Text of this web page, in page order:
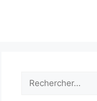
Rechercher :